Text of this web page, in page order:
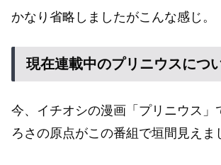
かなり省略しましたがこんな感じ。
現在連載中のプリニウスにつ
今、イチオシの漫画「プリニウス」
ろさの原点がこの番組で垣間見えま